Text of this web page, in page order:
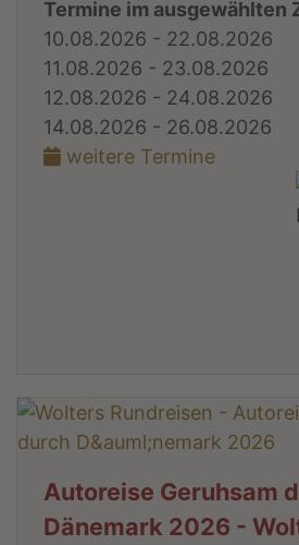
Termine im ausgewählten
10.08.2026 - 22.08.2026
11.08.2026 - 23.08.2026
12.08.2026 - 24.08.2026
14.08.2026 - 26.08.2026
weitere Termine
Autoreise Geruhsam
Dänemark 2026 -